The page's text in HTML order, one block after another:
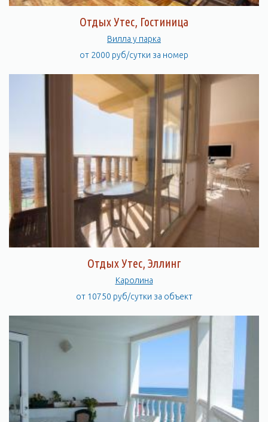
Отдых Утес, Гостиница
Вилла у парка
от 2000 руб/сутки за номер
Отдых Утес, Эллинг
Каролина
от 10750 руб/сутки за объект